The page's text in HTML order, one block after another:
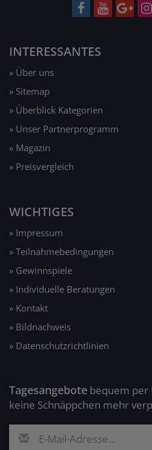
INTERESSANTES
» Über uns
» Sitemap
» Überblick Kategorien
» Unser Partnerprogramm
» Magazin
» Preisvergleich
WICHTIGES
» Impressum
» Teilnahmebedingungen
» Gewinnspiele
» Individuelle Beratungen
» Kontakt
» Bildnachweis
» Datenschutzrichtlinien
Tagesangebote bequem per
keine Schnäppchen mehr